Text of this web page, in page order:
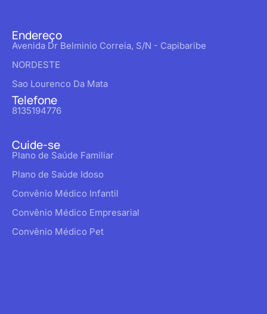
Endereço
Avenida Dr Belminio Correia, S/N - Capibaribe
NORDESTE
Sao Lourenco Da Mata
Telefone
8135194776
Cuide-se
Plano de Saúde Familiar
Plano de Saúde Idoso
Convênio Médico Infantil
Convênio Médico Empresarial
Convênio Médico Pet